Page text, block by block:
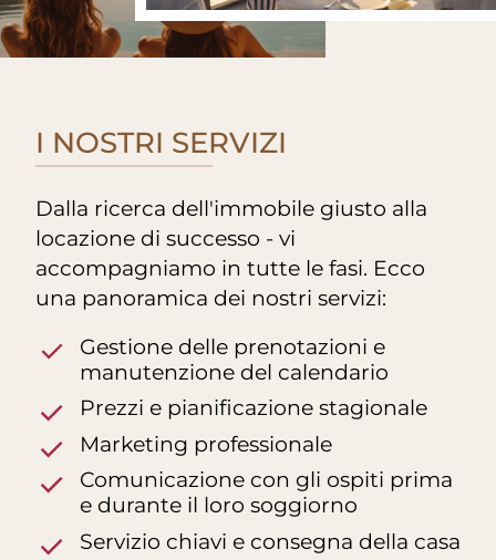
PER GLI ACQUIRENTI
I NOSTRI SERVIZI
Dalla ricerca dell'immobile giusto alla
locazione di successo - vi
accompagniamo in tutte le fasi. Ecco
una panoramica dei nostri servizi:
Gestione delle prenotazioni e
manutenzione del calendario
Prezzi e pianificazione stagionale
Marketing professionale
Comunicazione con gli ospiti prima
e durante il loro soggiorno
Servizio chiavi e consegna della casa